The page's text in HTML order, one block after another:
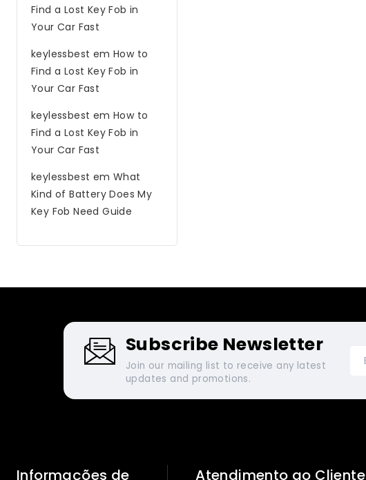
Find a Lost Key Fob in
Your Car Fast
keylessbest emHow to
Find a Lost Key Fob in
Your Car Fast
keylessbest emHow to
Find a Lost Key Fob in
Your Car Fast
keylessbest emWhat
Kind of Battery Does My
Key Fob Need Guide
Subscribe Newsletter
Join our mailing list to receive any latest
updates and promotions.
Informações de Atendimento ao Cliente